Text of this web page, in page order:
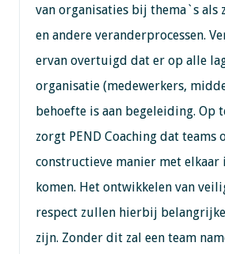
van organisaties bij thema`s als
en andere veranderprocessen.
ervan overtuigd dat er op alle
organisatie (medewerkers,
behoefte is aan begeleiding. Op
zorgt PEND Coaching dat teams
constructieve manier met elkaar
komen. Het ontwikkelen van
respect zullen hierbij
zijn. Zonder dit zal een team